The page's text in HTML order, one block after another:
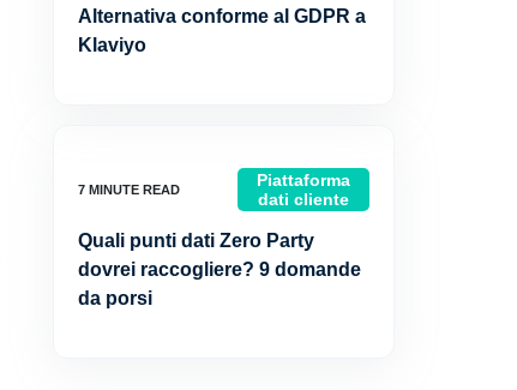
Alternativa conforme al GDPR a
Klaviyo
Piattaforma
dati cliente
Quali punti dati Zero Party
dovrei raccogliere? 9 domande
da porsi